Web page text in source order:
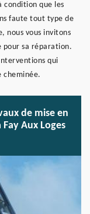
condition que les
faute tout type de
nous vous invitons
pour sa réparation.
qui
cheminée.
de mise en
Aux Loges